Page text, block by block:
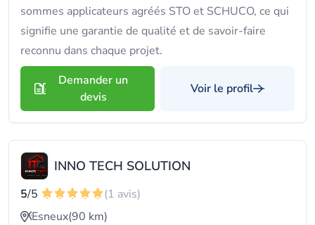
sommes applicateurs agréés STO et SCHUCO, ce qui
signifie une garantie de qualité et de savoir-faire
reconnu dans chaque projet.
Demander un
devis
Voir le profil
INNO TECH SOLUTION
5/5
(1 avis)
Esneux(90 km)